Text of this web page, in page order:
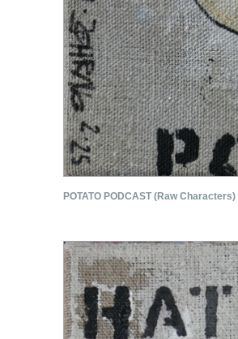
POTATO PODCAST (Raw Characters)